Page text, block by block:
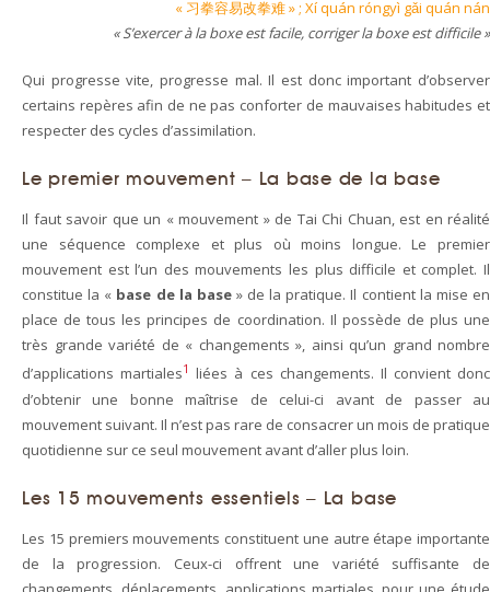
« 习拳容易改拳难 » ; Xí quán róngyì gǎi quán nán
« S’exercer à la boxe est facile, corriger la boxe est difficile »
Qui progresse vite, progresse mal. Il est donc important d’observer
certains repères afin de ne pas conforter de mauvaises habitudes et
respecter des cycles d’assimilation.
Le premier mouvement – La base de la base
Il faut savoir que un « mouvement » de Tai Chi Chuan, est en réalité
une séquence complexe et plus où moins longue. Le premier
mouvement est l’un des mouvements les plus difficile et complet. Il
constitue la « base de la base» de la pratique. Il contient la mise en
place de tous les principes de coordination. Il possède de plus une
très grande variété de « changements », ainsi qu’un grand nombre
d’applications martiales1 liées à ces changements. Il convient donc
d’obtenir une bonne maîtrise de celui-ci avant de passer au
mouvement suivant. Il n’est pas rare de consacrer un mois de pratique
quotidienne sur ce seul mouvement avant d’aller plus loin.
Les 15 mouvements essentiels – La base
Les 15 premiers mouvements constituent une autre étape importante
de la progression. Ceux-ci offrent une variété suffisante de